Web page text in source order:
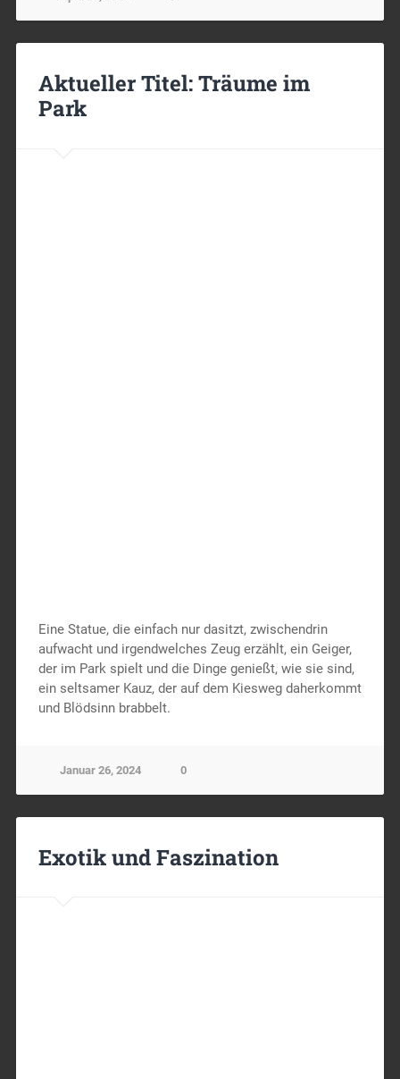
Aktueller Titel: Träume im
Park
Eine Statue, die einfach nur dasitzt, zwischendrin
aufwacht und irgendwelches Zeug erzählt, ein Geiger,
der im Park spielt und die Dinge genießt, wie sie sind,
ein seltsamer Kauz, der auf dem Kiesweg daherkommt
und Blödsinn brabbelt.
Januar 26, 2024 0
Exotik und Faszination